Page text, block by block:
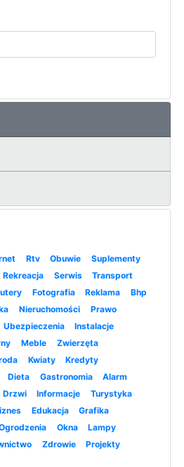
Rtv Obuwie
Suplementy
Rekreacja Serwis
Transport
Fotografia Reklama
Bhp
Nieruchomości
Prawo
Ubezpieczenia
Instalacje
Meble
Zwierzęta
Kwiaty
Kredyty
Dieta Gastronomia
Alarm
Drzwi Informacje
Turystyka
Edukacja
Grafika
Okna
Lampy
Zdrowie
Projekty